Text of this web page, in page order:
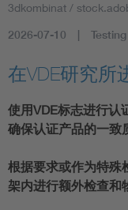
3dkombinat /
2026-07-10
在VDE研究所
使用VDE标志进行认
确保认证产品的一致
根据要求或作为特殊
架内进行额外检查和